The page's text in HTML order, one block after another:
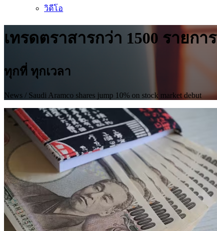
วิดีโอ
เทรดตราสารกว่า 1500 รายการ
ทุกที่ ทุกเวลา
News / Saudi Aramco shares jump 10% on stock market debut